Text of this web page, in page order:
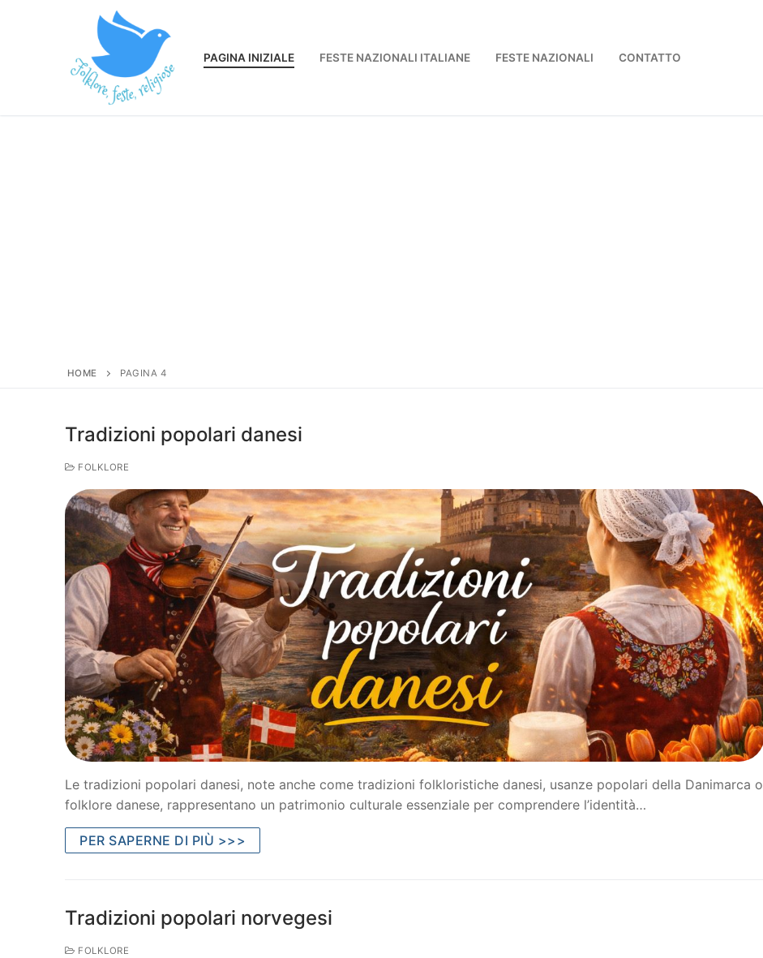
PAGINA INIZIALE FESTE NAZIONALI ITALIANE FESTE NAZIONALI CONTATTO
HOME PAGINA 4
Tradizioni popolari danesi
FOLKLORE
Le tradizioni popolari danesi, note anche come tradizioni folkloristiche danesi, usanze popolari della Danimarca o
folklore danese, rappresentano un patrimonio culturale essenziale per comprendere l’identità…
PER SAPERNE DI PIÙ >>>
Tradizioni popolari norvegesi
FOLKLORE